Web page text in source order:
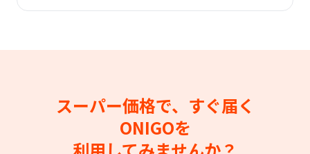
スーパー価格で、すぐ届く
ONIGOを